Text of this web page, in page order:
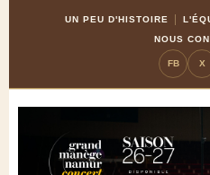
UN PEU D'HISTOIRE
NOUS
FB X